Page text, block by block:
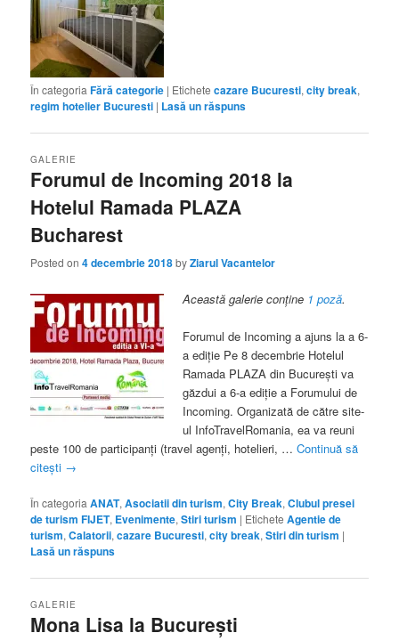
În categoria Fără categorie | Etichete cazare Bucuresti,city break,
regim hotelier Bucuresti | Lasă un răspuns
Forumul de Incoming 2018 la
Hotelul Ramada PLAZA
Bucharest
GALERIE
Posted on4 decembrie 2018byZiarul Vacantelor
Această galerie conține 1 poză.
Forumul de Incoming a ajuns la a 6-
a ediție Pe 8 decembrie Hotelul
Ramada PLAZA din București va
găzdui a 6-a ediție a Forumului de
Incoming. Organizată de către site-
ul InfoTravelRomania, ea va reuni
peste 100 de participanți (travel agenți, hotelieri, …Continuă să
citești →
În categoria ANAT,Asociatii din turism,City Break,Clubul presei
de turism FIJET, Evenimente,Stiri turism | Etichete Agentie de
turism,Calatorii,cazare Bucuresti,city break,Stiri din turism |
Lasă un răspuns
Mona Lisa la București
GALERIE